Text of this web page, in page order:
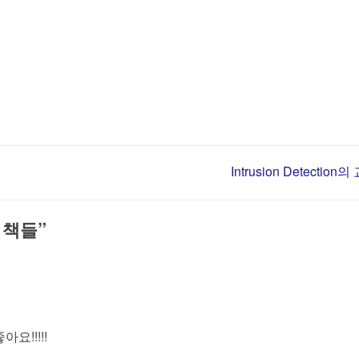
Intrusion Detection의
들”
요!!!!!